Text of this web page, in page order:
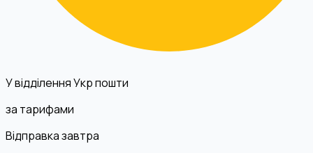
У відділення Укр пошти
за тарифами
Відправка завтра